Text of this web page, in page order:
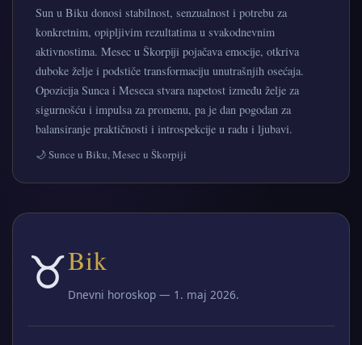
Sun u Biku donosi stabilnost, senzualnost i potrebu za
konkretnim, opipljivim rezultatima u svakodnevnim
aktivnostima. Mesec u Škorpiji pojačava emocije, otkriva
duboke želje i podstiče transformaciju unutrašnjih osećaja.
Opozicija Sunca i Meseca stvara napetost između želje za
sigurnošću i impulsa za promenu, pa je dan pogodan za
balansiranje praktičnosti i introspekcije u radu i ljubavi.
🌙 Sunce u Biku, Mesec u Škorpiji
♉Bik
Dnevni horoskop — 1. maj 2026.